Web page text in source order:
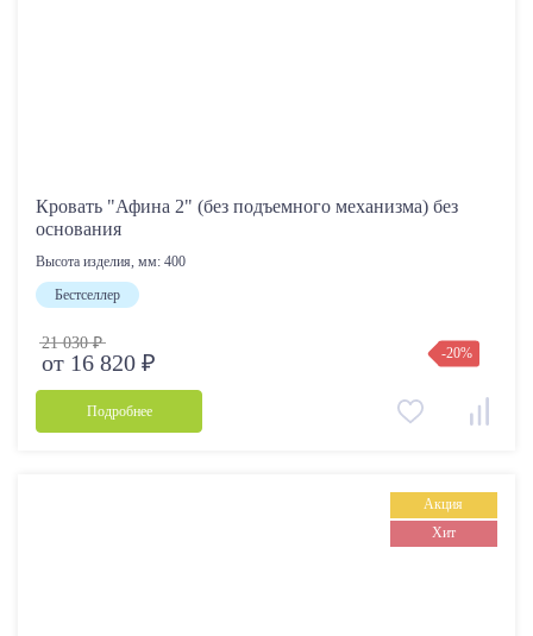
Кровать "Афина 2" (без подъемного механизма) без
основания
Высота изделия, мм:400
Бестселлер
21 030 ₽
от 16 820 ₽ -20%
Подробнее
Акция
Хит